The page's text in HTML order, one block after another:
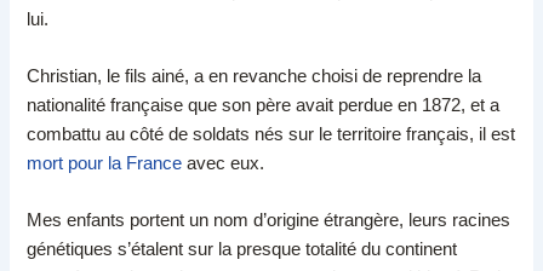
lui.
Christian, le fils ainé, a en revanche choisi de reprendre la
nationalité française que son père avait perdue en 1872, et a
combattu au côté de soldats nés sur le territoire français, il est
mort pour la France avec eux.
Mes enfants portent un nom d’origine étrangère, leurs racines
génétiques s’étalent sur la presque totalité du continent